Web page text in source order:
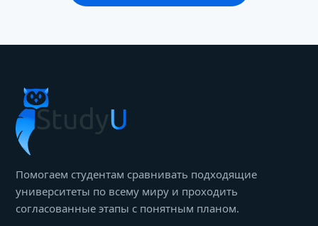
Помогаем студентам сравнивать подходящие
университеты по всему миру и проходить
согласованные этапы с понятным планом.